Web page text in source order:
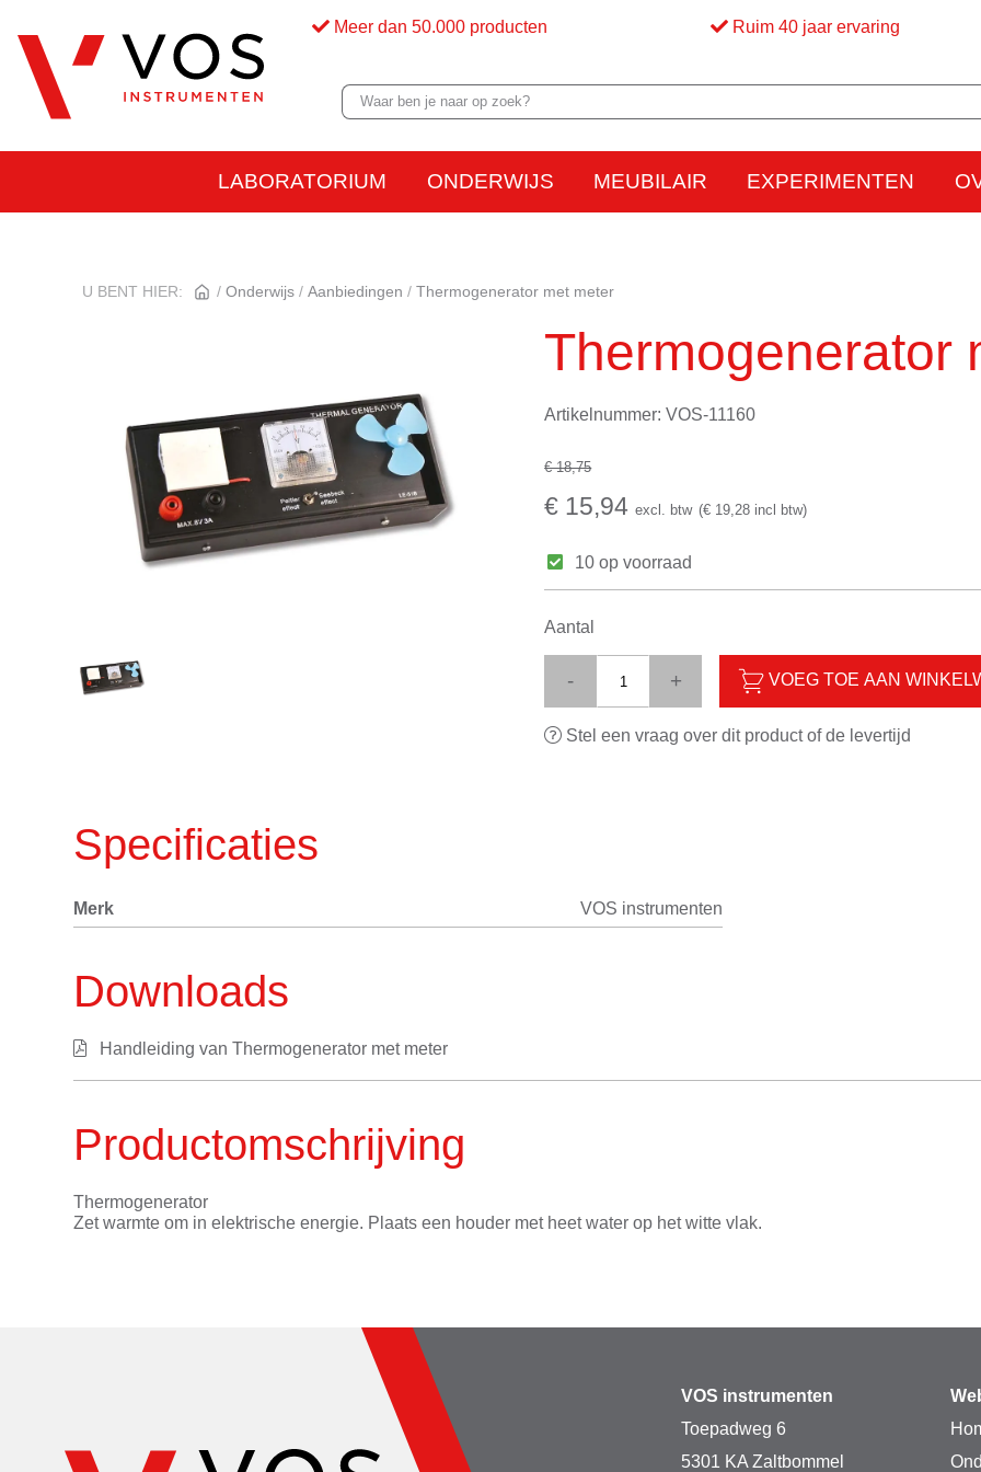
Meer dan 50.000 producten Ruim 40 jaar ervaring
LABORATORIUM ONDERWIJS MEUBILAIR EXPERIMENTEN
U BENT HIER: Onderwijs Aanbiedingen Thermogenerator met meter
Thermogenerator
Artikelnummer: VOS-11160
€ 18,75
€ 15,94 excl. btw (€ 19,28 incl btw)
10 op voorraad
Aantal
- + VOEG TOE AAN
Stel een vraag over dit product of de levertijd
Specificaties
Merk VOS instrumenten
Downloads
Handleiding van Thermogenerator met meter
Productomschrijving
Thermogenerator
Zet warmte om in elektrische energie. Plaats een houder met heet water op het witte vlak.
VOS instrumenten
Toepadweg 6
5301 KA Zaltbommel